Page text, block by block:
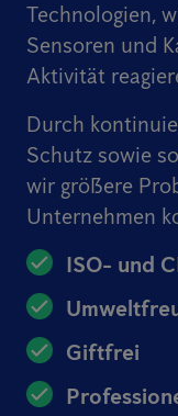
Technologien,
Sensoren und
Aktivität
Durch
Schutz sowie
wir größere
Unternehmen
ISO- und
Giftfrei